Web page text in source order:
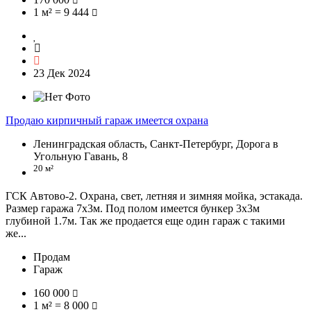
1 м² = 9 444
23 Дек 2024
Продаю кирпичный гараж имеется охрана
Ленинградская область, Санкт-Петербург, Дорога в
Угольную Гавань, 8
20 м²
ГСК Автово-2. Охрана, свет, летняя и зимняя мойка, эстакада.
Размер гаража 7х3м. Под полом имеется бункер 3х3м
глубиной 1.7м. Так же продается еще один гараж с такими
же...
Продам
Гараж
160 000
1 м² = 8 000